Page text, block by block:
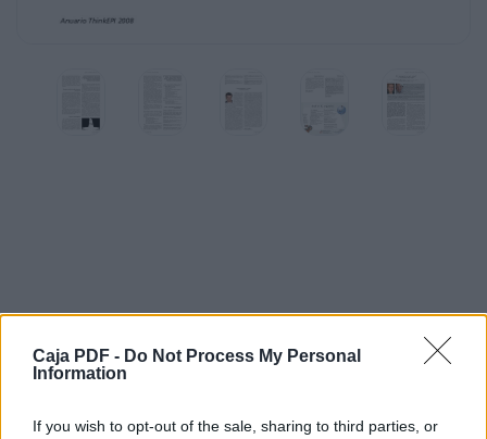
Caja PDF - Do Not Process My Personal
Information
If you wish to opt-out of the sale, sharing to third parties, or
White-hat SEO, Black-hat SEO.
Title: Tricking search engines
avoid the use of images without alternative text and
sites. Good use of these search engine optimization
(SEO) techniques is called “white hat SEO”; its
in mind and without forgetting how search